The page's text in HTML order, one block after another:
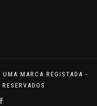
MARCA REGISTADA -